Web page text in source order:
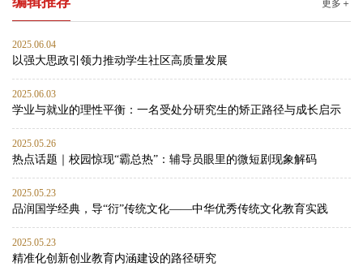
更多＋
2025.06.04
以强大思政引领力推动学生社区高质量发展
2025.06.03
学业与就业的理性平衡：一名受处分研究生的矫正路径与成长启示
2025.05.26
热点话题｜校园惊现“霸总热”：辅导员眼里的微短剧现象解码
2025.05.23
品润国学经典，导“衍”传统文化——中华优秀传统文化教育实践
2025.05.23
精准化创新创业教育内涵建设的路径研究